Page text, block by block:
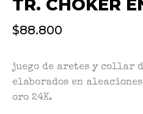
TR. CHOKER
$88.800
juego de aretes y collar
elaborados en
oro 24K.